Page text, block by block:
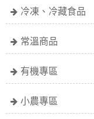
冷凍、冷藏食品
常溫商品
有機專區
小農專區